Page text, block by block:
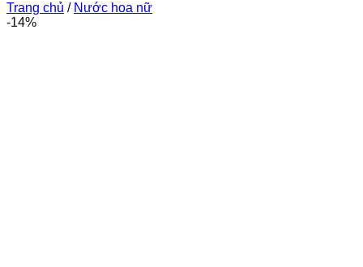
Trang chủ / Nước hoa nữ
-14%